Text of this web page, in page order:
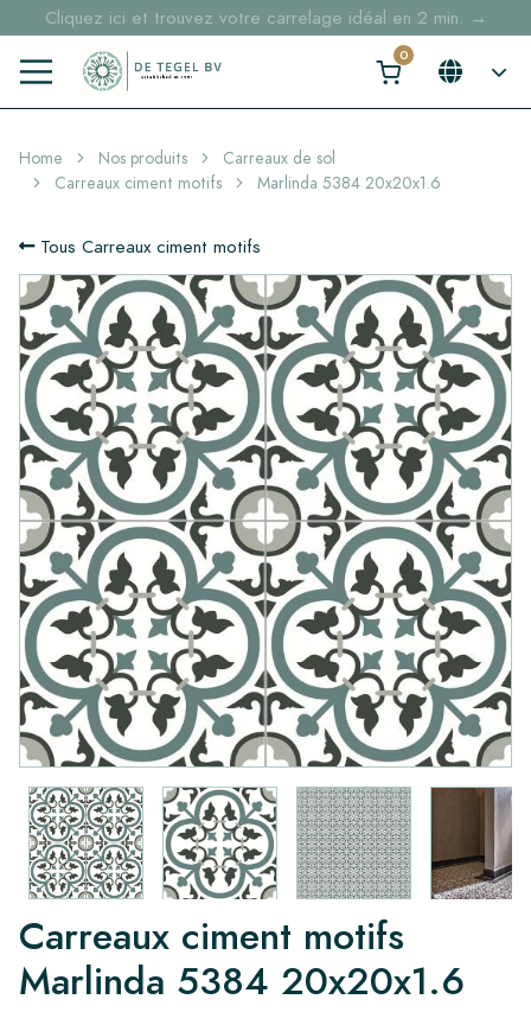
Cliquez ici et trouvez votre carrelage idéal en 2 min. →
Home Nos produits
Carreaux de sol
Carreaux ciment motifs
Marlinda 5384 20x20x1.6
Tous Carreaux ciment motifs
Carreaux ciment motifs
Marlinda 5384 20x20x1.6